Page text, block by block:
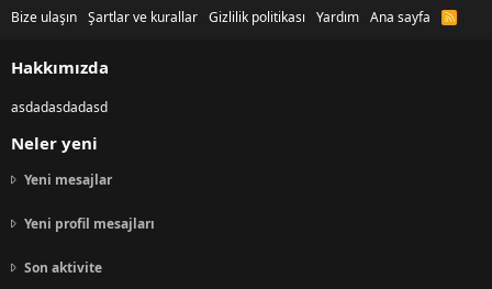
Bize ulaşın Şartlar ve kurallar Gizlilik politikası Yardım Ana sayfa
R
Hakkımızda
asdadasdadasd
Neler yeni
Yeni mesajlar
Yeni profil mesajları
Son aktivite